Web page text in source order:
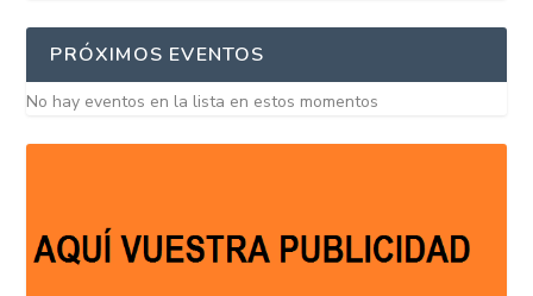
PRÓXIMOS EVENTOS
No hay eventos en la lista en estos momentos